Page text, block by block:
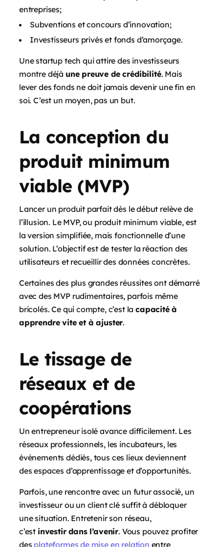
entreprises;
Subventions et concours d’innovation;
Investisseurs privés et fonds d’amorçage.
Une startup tech qui attire des investisseurs
montre déjà une preuve de crédibilité. Mais
lever des fonds ne doit jamais devenir une fin en
soi. C’est un moyen, pas un but.
La conception du
produit minimum
viable (MVP)
Lancer un produit parfait dès le début relève de
l’illusion. Le MVP, ou produit minimum viable, est
la version simplifiée, mais fonctionnelle d’une
solution. L’objectif est de tester la réaction des
utilisateurs et recueillir des données concrètes.
Certaines des plus grandes réussites ont démarré
avec des MVP rudimentaires, parfois même
bricolés. Ce qui compte, c’est lacapacité à
apprendre vite et à ajuster.
Le tissage de
réseaux et de
coopérations
Un entrepreneur isolé avance difficilement. Les
réseaux professionnels, les incubateurs, les
événements dédiés, tous ces lieux deviennent
des espaces d’apprentissage et d’opportunités.
Parfois, une rencontre avec un futur associé, un
investisseur ou un client clé suffit à débloquer
une situation. Entretenir son réseau,
c’est investir dans l’avenir. Vous pouvez profiter
des plateformes de mise en relation entre